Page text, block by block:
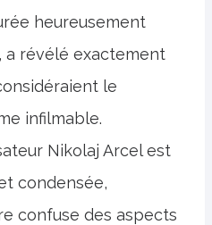
heureusement
a révélé exactement
le
infilmable.
Nikolaj Arcel est
condensée,
confuse des aspects